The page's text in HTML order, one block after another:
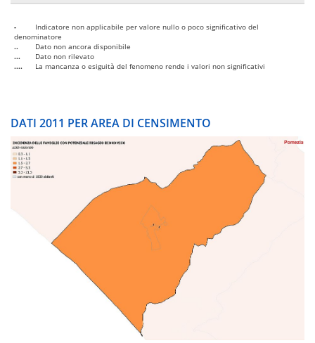
-
Indicatore non applicabile per valore nullo o poco significativo del
denominatore
..
Dato non ancora disponibile
...
Dato non rilevato
....
La mancanza o esiguità del fenomeno rende i valori non significativi
DATI 2011 PER AREA DI CENSIMENTO